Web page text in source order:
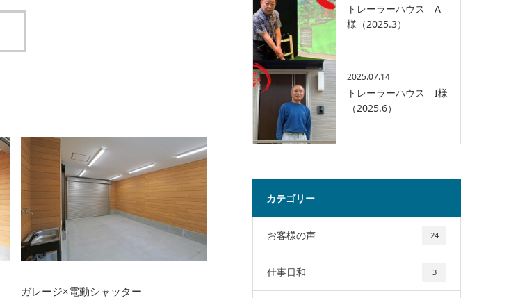
ガレージ×電動シャッター
トレーラーハウス A
様（2025.3）
2025.07.14
トレーラーハウス I様
（2025.6）
カテゴリー
お客様の声 24
仕事日和 3